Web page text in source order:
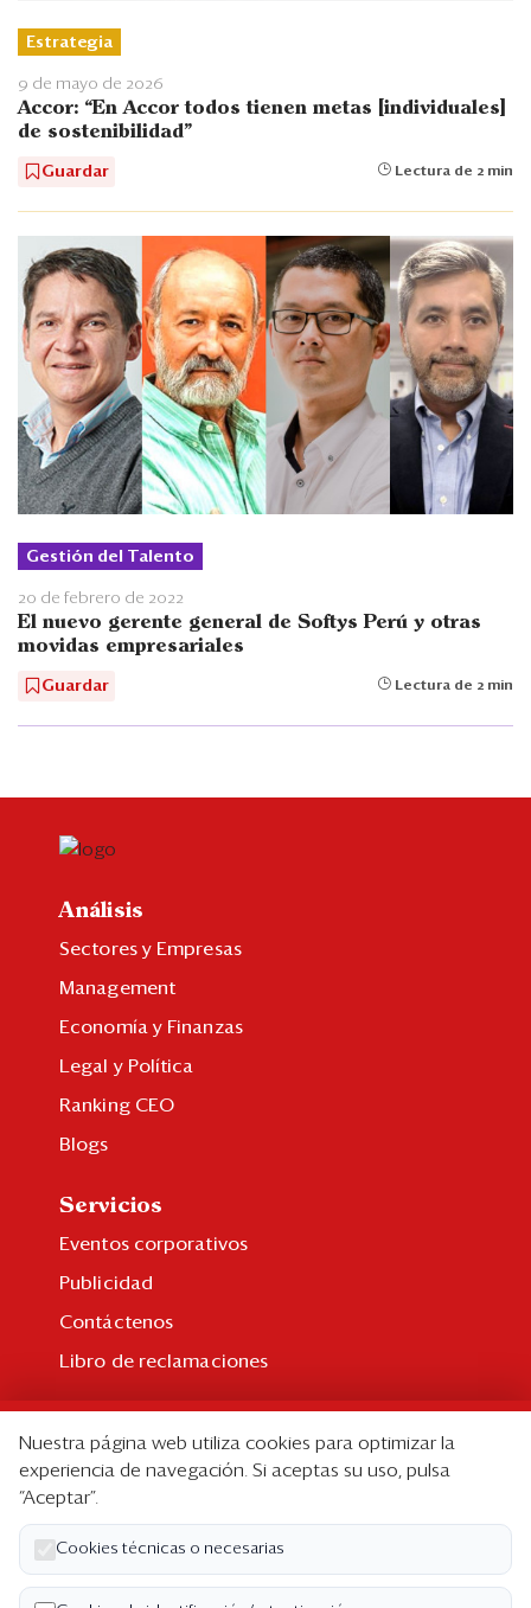
Estrategia
9 de mayo de 2026
Accor: “En Accor todos tienen metas [individuales]
de sostenibilidad”
Guardar Lectura de 2 min
Gestión del Talento
20 de febrero de 2022
El nuevo gerente general de Softys Perú y otras
movidas empresariales
Guardar Lectura de 2 min
Análisis
Sectores y Empresas
Management
Economía y Finanzas
Legal y Política
Ranking CEO
Blogs
Servicios
Eventos corporativos
Publicidad
Contáctenos
Libro de reclamaciones
Suscripción individual
Paquetes corporativos
Edición Impresa
Nosotros
Nuestra página web utiliza cookies para optimizar la
experiencia de navegación. Si aceptas su uso, pulsa
“Aceptar”.
Cookies técnicas o necesarias